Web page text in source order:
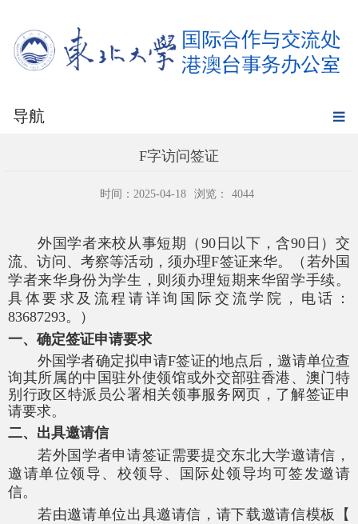
导航
F字访问签证
时间：2025-04-18 浏览： 4044
外国学者来校从事短期（90日以下，含90日）交
流、访问、考察等活动，须办理F签证来华。（若外国
学者来华身份为学生，则须办理短期来华留学手续。
具体要求及流程请详询国际交流学院，电话：
83687293。）
一、确定签证申请要求
外国学者确定拟申请F签证的地点后，邀请单位查
询其所属的中国驻外使领馆或外交部驻香港、澳门特
别行政区特派员公署相关领事服务网页，了解签证申
请要求。
二、出具邀请信
若外国学者申请签证需要提交东北大学邀请信，
邀请单位领导、校领导、国际处领导均可签发邀请
信。
若由邀请单位出具邀请信，请下载邀请信模板【